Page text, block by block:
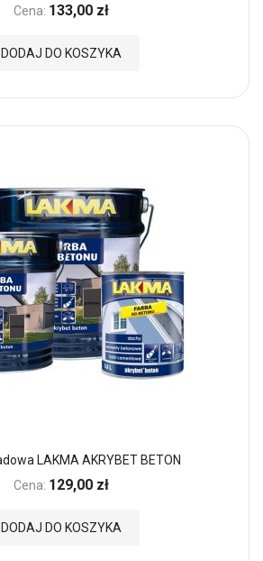
Cena: 133,00 zł
DODAJ DO KOSZYKA
Ulubionych
LAKMA AKRYBET BETON
Cena: 129,00 zł
DODAJ DO KOSZYKA
Ulubionych